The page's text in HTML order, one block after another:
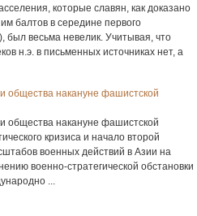
которые славян, как доказано
балтов в середине первого
был весьма невелик. Учитывая, что
н.э. в письменных источниках нет, а
общества накануне фашистской
общества накануне фашистской
кризиса и начало второй
военных действий в Азии на
военно-стратегической обстановки
...